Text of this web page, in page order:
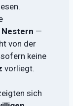
—
von der
keine
vorliegt.
sich